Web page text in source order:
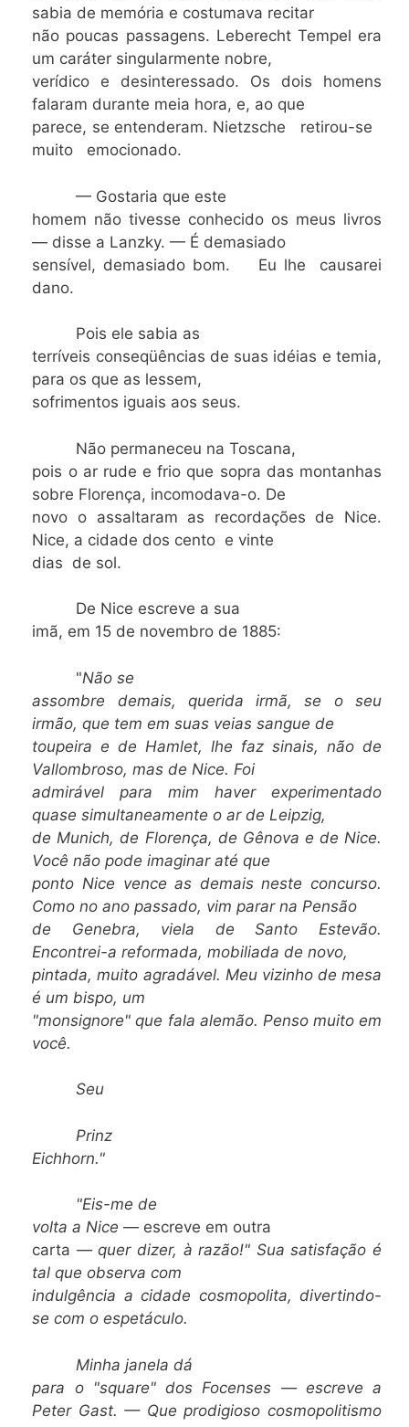
sabia de memória e costumava recitar
não poucas passagens. Leberecht Tempel era
um caráter singularmente nobre,
verídico e desinteressado. Os dois homens
falaram durante meia hora, e, ao que
parece, se entenderam. Nietzsche retirou-se
muito emocionado.
— Gostaria que este
homem não tivesse conhecido os meus livros
— disse a Lanzky. — É demasiado
sensível, demasiado bom. Eu lhe causarei
dano.
Pois ele sabia as
terríveis conseqüências de suas idéias e temia,
para os que as lessem,
sofrimentos iguais aos seus.
Não permaneceu na Toscana,
pois o ar rude e frio que sopra das montanhas
sobre Florença, incomodava-o. De
novo o assaltaram as recordações de Nice.
Nice, a cidade dos cento e vinte
dias de sol.
De Nice escreve a sua
imã, em 15 de novembro de 1885:
"Não se
assombre demais, querida irmã, se o seu
irmão, que tem em suas veias sangue de
toupeira e de Hamlet, lhe faz sinais, não de
Vallombroso, mas de Nice. Foi
admirável para mim haver experimentado
quase simultaneamente o ar de Leipzig,
de Munich, de Florença, de Gênova e de Nice.
Você não pode imaginar até que
ponto Nice vence as demais neste concurso.
Como no ano passado, vim parar na Pensão
de Genebra, viela de Santo Estevão.
Encontrei-a reformada, mobiliada de novo,
pintada, muito agradável. Meu vizinho de mesa
é um bispo, um
"monsignore" que fala alemão. Penso muito em
você.
Seu
Prinz
Eichhorn."
"Eis-me de
volta a Nice — escreve em outra
carta — quer dizer, à razão!" Sua satisfação é
tal que observa com
indulgência a cidade cosmopolita, divertindo-
se com o espetáculo.
Minha janela dá
para o "square" dos Focenses — escreve a
Peter Gast. — Que prodigioso cosmopolitismo